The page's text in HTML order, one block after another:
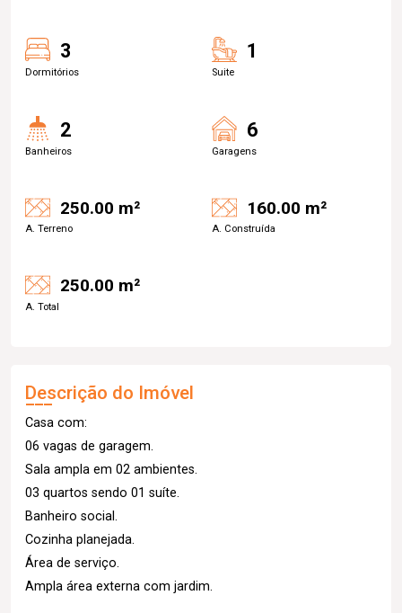
3
Dormitórios
1
Suite
2
Banheiros
6
Garagens
250.00 m²
A. Terreno
160.00 m²
A. Construída
250.00 m²
A. Total
Descrição do Imóvel
Casa com:
06 vagas de garagem.
Sala ampla em 02 ambientes.
03 quartos sendo 01 suíte.
Banheiro social.
Cozinha planejada.
Área de serviço.
Ampla área externa com jardim.